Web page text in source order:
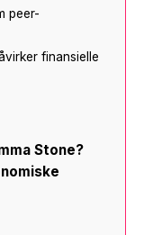
peer-
finansielle
Stone?